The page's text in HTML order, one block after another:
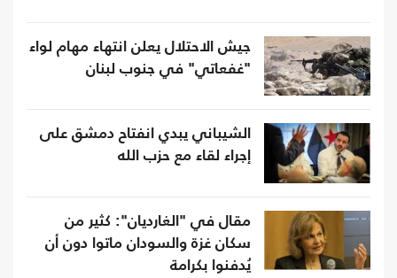
جيش الاحتلال يعلن انتهاء مهام لواء
"غفعاتي" في جنوب لبنان
الشيباني يبدي انفتاح دمشق على
إجراء لقاء مع حزب الله
مقال في "الغارديان": كثير من
سكان غزة والسودان ماتوا دون أن
يُدفنوا بكرامة